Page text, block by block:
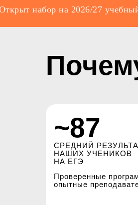
набор на 2026/27 учебный год!
~87
СРЕДНИЙ
НАШИХ УЧЕНИКОВ
НА ЕГЭ
Проверенные
опытные